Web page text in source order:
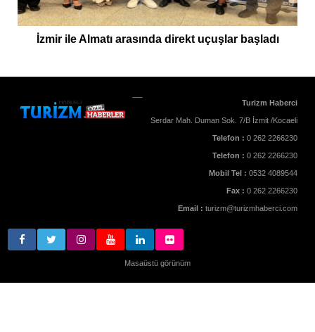
İzmir ile Almatı arasında direkt uçuşlar başladı
Turizm Haberci
Serdar Mah. Duman Sok. 7/B İzmit /Kocaeli
Telefon : 0 262 2266230
Telefon : 0 262 2266230
Mobil Tel : 0532 4089544
Fax : 0 262 2266230
Email : turizm@turizmhaberci.com
Masaüstü görünüm